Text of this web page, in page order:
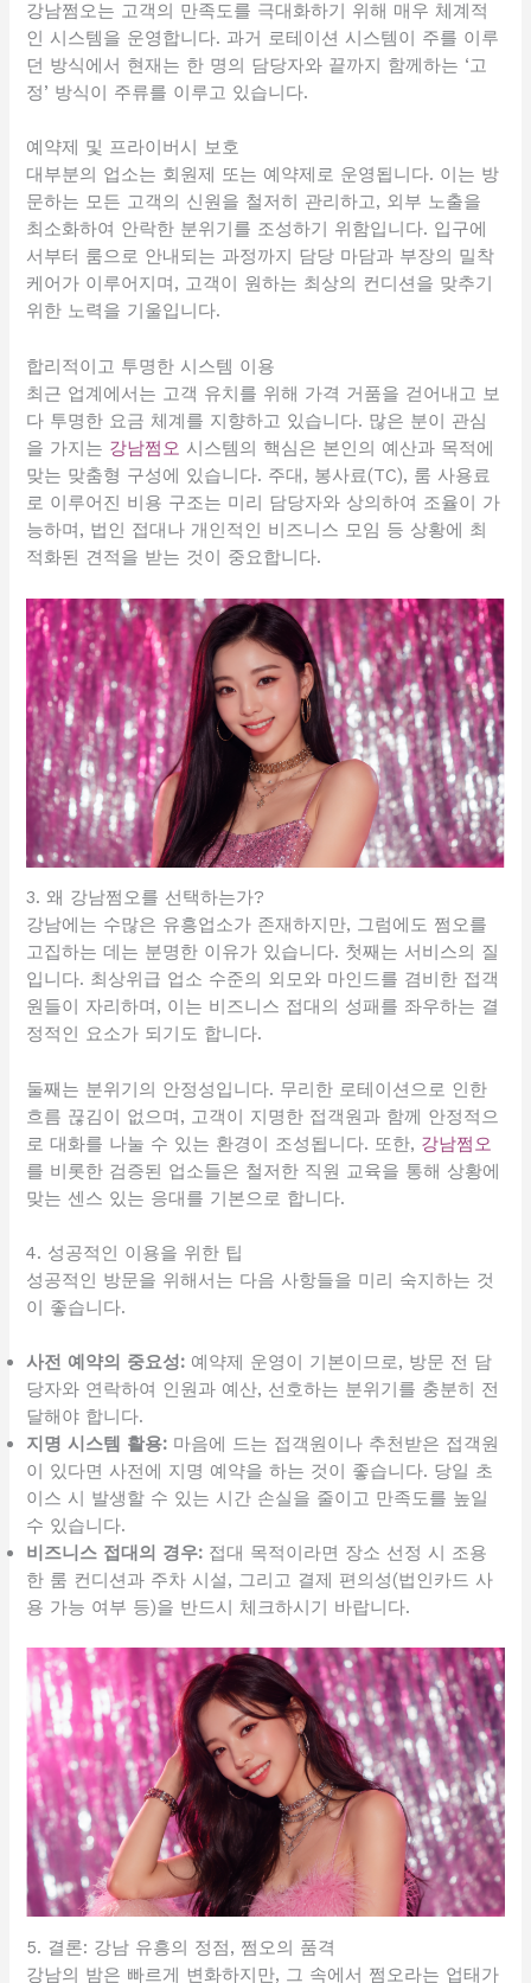
강남쩜오는 고객의 만족도를 극대화하기 위해 매우 체계적
인 시스템을 운영합니다. 과거 로테이션 시스템이 주를 이루
던 방식에서 현재는 한 명의 담당자와 끝까지 함께하는 ‘고
정’ 방식이 주류를 이루고 있습니다.
예약제 및 프라이버시 보호
대부분의 업소는 회원제 또는 예약제로 운영됩니다. 이는 방
문하는 모든 고객의 신원을 철저히 관리하고, 외부 노출을
최소화하여 안락한 분위기를 조성하기 위함입니다. 입구에
서부터 룸으로 안내되는 과정까지 담당 마담과 부장의 밀착
케어가 이루어지며, 고객이 원하는 최상의 컨디션을 맞추기
위한 노력을 기울입니다.
합리적이고 투명한 시스템 이용
최근 업계에서는 고객 유치를 위해 가격 거품을 걷어내고 보
다 투명한 요금 체계를 지향하고 있습니다. 많은 분이 관심
을 가지는 강남쩜오 시스템의 핵심은 본인의 예산과 목적에
맞는 맞춤형 구성에 있습니다. 주대, 봉사료(TC), 룸 사용료
로 이루어진 비용 구조는 미리 담당자와 상의하여 조율이 가
능하며, 법인 접대나 개인적인 비즈니스 모임 등 상황에 최
적화된 견적을 받는 것이 중요합니다.
3. 왜 강남쩜오를 선택하는가?
강남에는 수많은 유흥업소가 존재하지만, 그럼에도 쩜오를
고집하는 데는 분명한 이유가 있습니다. 첫째는 서비스의 질
입니다. 최상위급 업소 수준의 외모와 마인드를 겸비한 접객
원들이 자리하며, 이는 비즈니스 접대의 성패를 좌우하는 결
정적인 요소가 되기도 합니다.
둘째는 분위기의 안정성입니다. 무리한 로테이션으로 인한
흐름 끊김이 없으며, 고객이 지명한 접객원과 함께 안정적으
로 대화를 나눌 수 있는 환경이 조성됩니다. 또한, 강남쩜오
를 비롯한 검증된 업소들은 철저한 직원 교육을 통해 상황에
맞는 센스 있는 응대를 기본으로 합니다.
4. 성공적인 이용을 위한 팁
성공적인 방문을 위해서는 다음 사항들을 미리 숙지하는 것
이 좋습니다.
사전 예약의 중요성: 예약제 운영이 기본이므로, 방문 전 담
당자와 연락하여 인원과 예산, 선호하는 분위기를 충분히 전
달해야 합니다.
지명 시스템 활용: 마음에 드는 접객원이나 추천받은 접객원
이 있다면 사전에 지명 예약을 하는 것이 좋습니다. 당일 초
이스 시 발생할 수 있는 시간 손실을 줄이고 만족도를 높일
수 있습니다.
비즈니스 접대의 경우: 접대 목적이라면 장소 선정 시 조용
한 룸 컨디션과 주차 시설, 그리고 결제 편의성(법인카드 사
용 가능 여부 등)을 반드시 체크하시기 바랍니다.
5. 결론: 강남 유흥의 정점, 쩜오의 품격
강남의 밤은 빠르게 변화하지만, 그 속에서 쩜오라는 업태가